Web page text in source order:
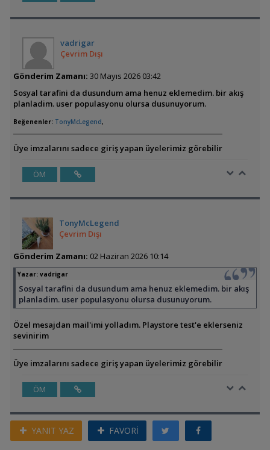
vadrigar
Çevrim Dışı
Gönderim Zamanı: 30 Mayıs 2026 03:42
Sosyal tarafini da dusundum ama henuz eklemedim. bir akış
planladim. user populasyonu olursa dusunuyorum.
Beğenenler: TonyMcLegend,
Üye imzalarını sadece giriş yapan üyelerimiz görebilir
ÖM
TonyMcLegend
Çevrim Dışı
Gönderim Zamanı: 02 Haziran 2026 10:14
Yazar: vadrigar
Sosyal tarafini da dusundum ama henuz eklemedim. bir akış
planladim. user populasyonu olursa dusunuyorum.
Özel mesajdan mail'imi yolladım. Playstore test'e eklerseniz
sevinirim
Üye imzalarını sadece giriş yapan üyelerimiz görebilir
ÖM
YANIT YAZ FAVORİ